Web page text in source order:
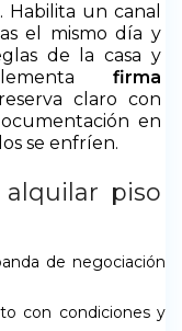
Habilita un canal
el mismo día y
de la casa y
firma
claro con
en
se enfríen.
piso
de negociación
con condiciones y